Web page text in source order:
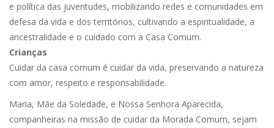
e política das juventudes, mobilizando redes e comunidades em
defesa da vida e dos territórios, cultivando a espiritualidade, a
ancestralidade e o cuidado com a Casa Comum.
Crianças
Cuidar da casa comum é cuidar da vida, preservando a natureza
com amor, respeito e responsabilidade.
Maria, Mãe da Soledade, e Nossa Senhora Aparecida,
companheiras na missão de cuidar da Morada Comum, sejam